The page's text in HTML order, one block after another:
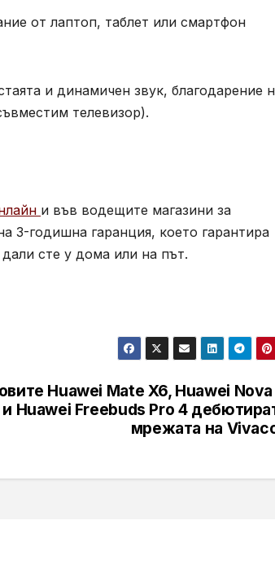
от лаптоп, таблет или смартфон
и динамичен звук, благодарение
телевизор).
и във водещите магазини за
3-годишна гаранция, което гарантира
сте у дома или на път.
Huawei Mate X6, Huawei Nova
и Huawei Freebuds Pro 4
мрежата на